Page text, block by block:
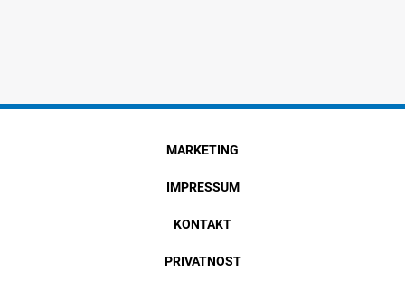
MARKETING
IMPRESSUM
KONTAKT
PRIVATNOST